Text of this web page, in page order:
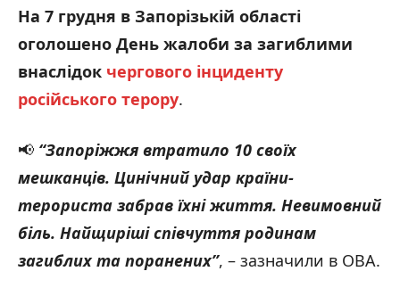
На 7 грудня в Запорізькій області
оголошено День жалоби за загиблими
внаслідок чергового інциденту
російського терору.
📢 “Запоріжжя втратило 10 своїх
мешканців. Цинічний удар країни-
терориста забрав їхні життя. Невимовний
біль. Найщиріші співчуття родинам
загиблих та поранених”, – зазначили в ОВА.